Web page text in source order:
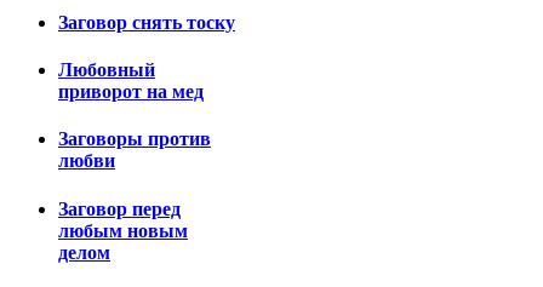
Заговор снять тоску
Любовный
приворот на мед
Заговоры против
любви
Заговор перед
любым новым
делом